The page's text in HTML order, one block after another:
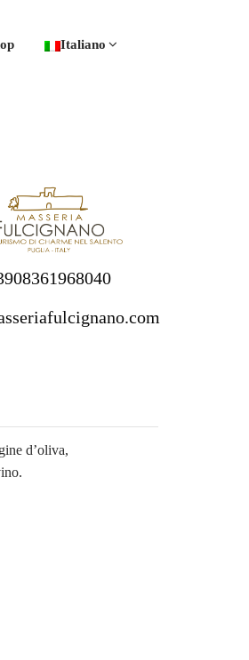
Italiano
d’oliva,